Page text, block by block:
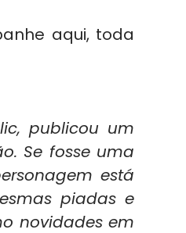
aqui, toda
publicou um
Se fosse uma
está
piadas e
novidades em